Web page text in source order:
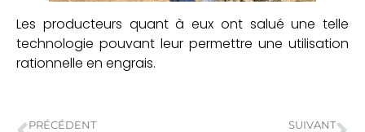
Les producteurs quant à eux ont salué une telle
technologie pouvant leur permettre une utilisation
rationnelle en engrais.
PRÉCÉDENT SUIVANT